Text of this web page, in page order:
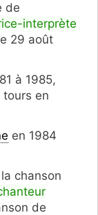
de
interprète
29 août
à 1985,
en
en 1984
chanson
de